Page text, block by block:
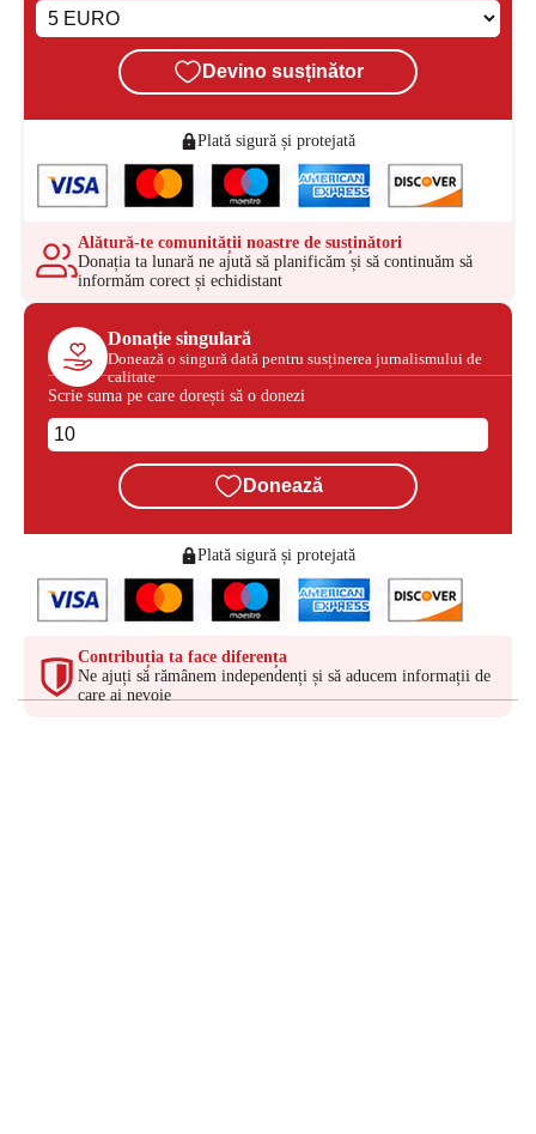
Devino susținător
Plată sigură și protejată
Alătură-te comunității noastre de susținători
Donația ta lunară ne ajută să planificăm și să continuăm să
informăm corect și echidistant
Donație singulară
Donează o singură dată pentru susținerea jurnalismului de
calitate
Scrie suma pe care dorești să o donezi
Donează
Plată sigură și protejată
Contribuția ta face diferența
Ne ajuți să rămânem independenți și să aducem informații de
care ai nevoie